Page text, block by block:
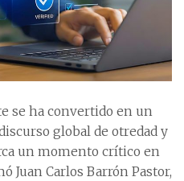
se ha convertido en un
global de otredad y
un momento crítico en
Juan Carlos Barrón Pastor,